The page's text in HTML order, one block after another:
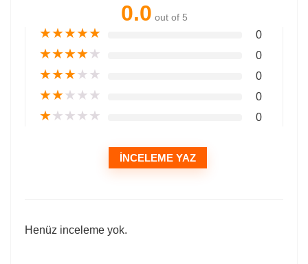
0.0 out of 5
★★★★★ 0
★★★★★ 0
★★★★★ 0
★★★★★ 0
★★★★★ 0
İNCELEME YAZ
Henüz inceleme yok.